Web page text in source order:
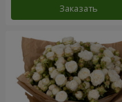
Заказать